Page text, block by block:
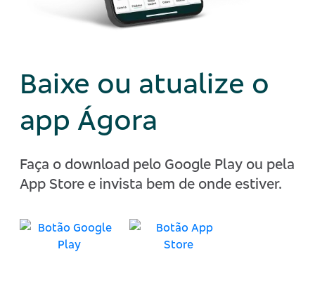
Baixe ou atualize o
app Ágora
Faça o download pelo Google Play ou pela
App Store e invista bem de onde estiver.